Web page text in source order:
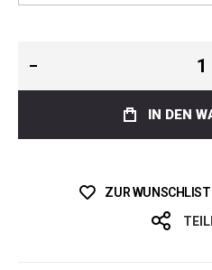
IN DEN
ZUR